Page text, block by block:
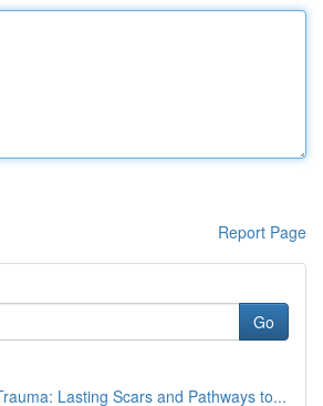
Report Page
Go
Lasting Scars and Pathways to...